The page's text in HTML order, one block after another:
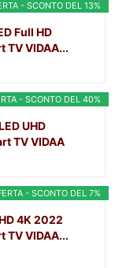
- SCONTO DEL 13%
Full HD
TV VIDAA...
- SCONTO DEL 40%
UHD
TV VIDAA
- SCONTO DEL 7%
4K 2022
TV VIDAA...